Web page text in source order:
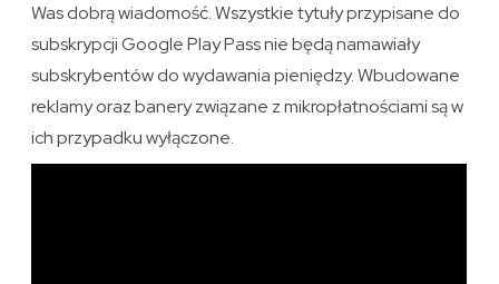
Was dobrą wiadomość. Wszystkie tytuły przypisane do
subskrypcji Google Play Pass nie będą namawiały
subskrybentów do wydawania pieniędzy. Wbudowane
reklamy oraz banery związane z mikropłatnościami są w
ich przypadku wyłączone.